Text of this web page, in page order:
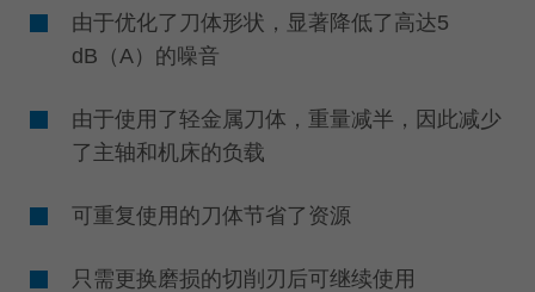
由于优化了刀体形状，显著降低了高达5
dB（A）的噪音
由于使用了轻金属刀体，重量减半，因此减少
了主轴和机床的负载
可重复使用的刀体节省了资源
只需更换磨损的切削刃后可继续使用